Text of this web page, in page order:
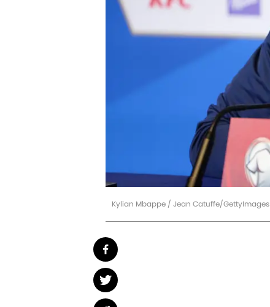
Kylian Mbappe / Jean Catuffe/GettyImages